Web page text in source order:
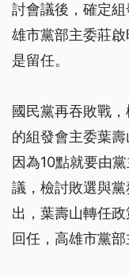
討會議後，確定
雄市黨部主委莊
是留任。
國民黨再吞敗戰
的組發會主委葉
因為10點就要由
議，檢討敗選與
出，葉壽山轉任
回任，高雄市黨部